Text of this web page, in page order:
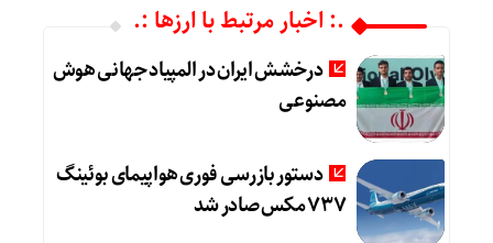
.: اخبار مرتبط با ارزها :.
درخشش ایران در المپیاد جهانی هوش
مصنوعی
دستور بازرسی فوری هواپیمای بوئینگ
۷۳۷ مکس صادر شد